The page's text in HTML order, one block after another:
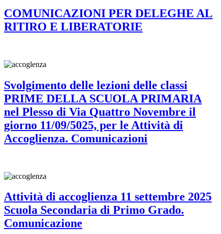
COMUNICAZIONI PER DELEGHE AL
RITIRO E LIBERATORIE
Svolgimento delle lezioni delle classi
PRIME DELLA SCUOLA PRIMARIA
nel Plesso di Via Quattro Novembre il
giorno 11/09/5025, per le Attività di
Accoglienza. Comunicazioni
Attività di accoglienza 11 settembre 2025
Scuola Secondaria di Primo Grado.
Comunicazione